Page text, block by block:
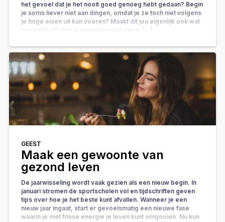
het gevoel dat je het nooit goed genoeg hebt gedaan? Begin
je soms liever niet aan dingen, omdat je ze toch niet volgens
je hoge eisen uit kan voeren? Maakt dit jou eigenlijk ook wat
ongelukkig? Heb jij misschien last van je […]
GEEST
Maak een gewoonte van
gezond leven
De jaarwisseling wordt vaak gezien als een nieuw begin. In
januari stromen de sportscholen vol en tijdschriften geven
tips over hoe je het beste kunt afvallen. Wanneer je een
nieuw jaar ingaat, start er gevoelsmatig een nieuwe fase
waarin je met frisse energie je leven kunt omgooien. Nu kun